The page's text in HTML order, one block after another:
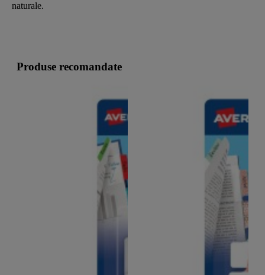
naturale.
Produse recomandate